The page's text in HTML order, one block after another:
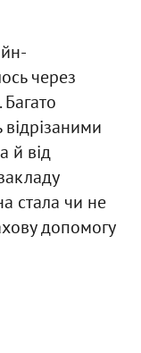
через
відрізаними
й від
стала чи не
допомогу